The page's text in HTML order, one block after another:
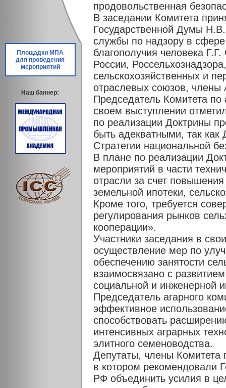
Площадки МПА
для проведения
мероприятий
Наш баннер:
продовольственная
В заседании Комитета
Государственной Думы
службы по надзору в
благополучия человека
России,
сельскохозяйственных и
отраслевых союзов, члены
Председатель Комитета
своем выступлении
по реализации Доктрины
быть адекватными, так как
Стратегии национальной
В плане по реализации
мероприятий в части
отрасли за счет
земельной ипотеки,
Кроме того, требуется
регулирования рынков
кооперации».
Участники заседания в
осуществление мер по
обеспечению занятости
взаимосвязано с
социальной и инженерной
Председатель агарного
эффективное
способствовать
интенсивных аграрных
элитного семеноводства.
Депутаты, члены
в котором рекомендовали
РФ объединить усилия в